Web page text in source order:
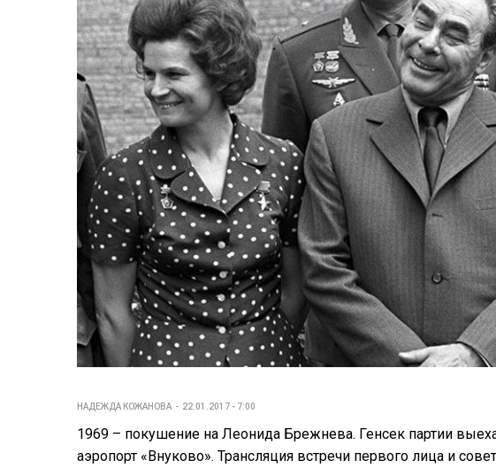
НАДЕЖДА КОЖАНОВА 22.01.2017 - 7:00
1969 – покушение на Леонида Брежнева. Генсек партии
аэропорт «Внуково». Трансляция встречи первого лица и